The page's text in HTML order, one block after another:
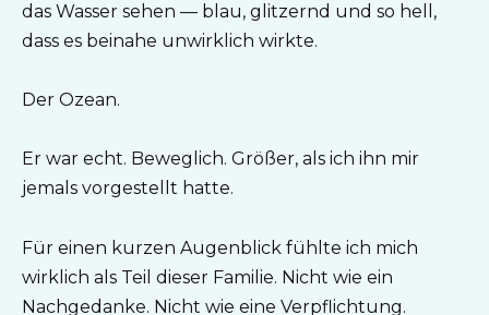
das Wasser sehen — blau, glitzernd und so hell,
dass es beinahe unwirklich wirkte.
Der Ozean.
Er war echt. Beweglich. Größer, als ich ihn mir
jemals vorgestellt hatte.
Für einen kurzen Augenblick fühlte ich mich
wirklich als Teil dieser Familie. Nicht wie ein
Nachgedanke. Nicht wie eine Verpflichtung.